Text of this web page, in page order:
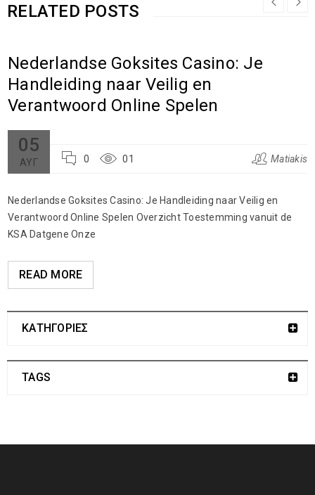
RELATED POSTS
Nederlandse Goksites Casino: Je
Handleiding naar Veilig en
Verantwoord Online Spelen
05
ΑΥΓ 0 01 Matiakis
Nederlandse Goksites Casino: Je Handleiding naar Veilig en
Verantwoord Online Spelen Overzicht Toestemming vanuit de
KSA Datgene Onze
READ MORE
ΚΑΤΗΓΟΡΙΕΣ
TAGS